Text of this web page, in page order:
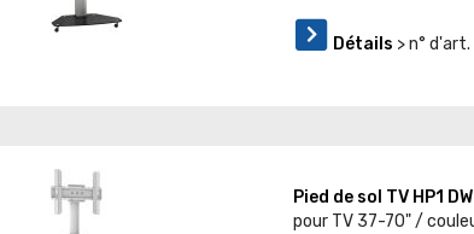
Détails > n°
Pied de sol TV HP1
pour TV 37-70" /